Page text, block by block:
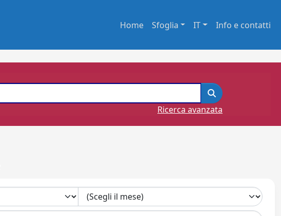
Home Sfoglia IT Info e contatti
Ricerca avanzata